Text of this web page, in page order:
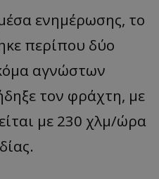
ενημέρωσης, το
περίπου δύο
αγνώστων
τον φράχτη, με
με 230 χλμ/ώρα